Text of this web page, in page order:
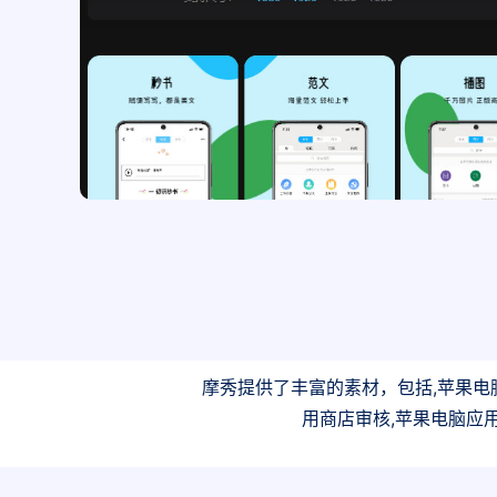
摩秀提供了丰富的素材，包括,苹果
用商店审核,苹果电脑应